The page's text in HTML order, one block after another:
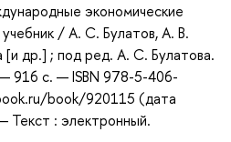
экономические
/ А. С. Булатов, А. В.
др.] ; под ред. А. С. Булатова.
916 с. — ISBN 978-5-406-
book/920115 (дата
Текст : электронный.